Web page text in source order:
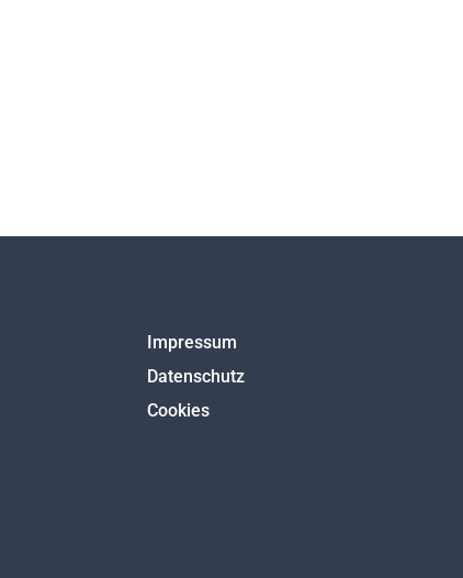
Impressum
Datenschutz
Cookies